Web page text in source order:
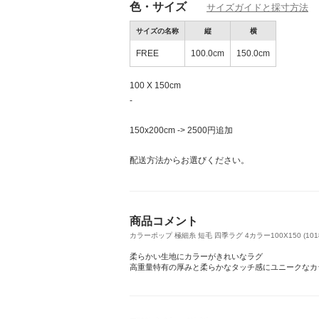
色・サイズ サイズガイドと採寸方法
サイズの名称 縦 横
FREE 100.0cm 150.0cm
100 X 150cm
-
150x200cm -> 2500円追加
配送方法からお選びください。
商品コメント
カラーポップ 極細糸 短毛 四季ラグ 4カラー100X150
柔らかい生地にカラーがきれいなラグ
高重量特有の厚みと柔らかなタッチ感にユニークな